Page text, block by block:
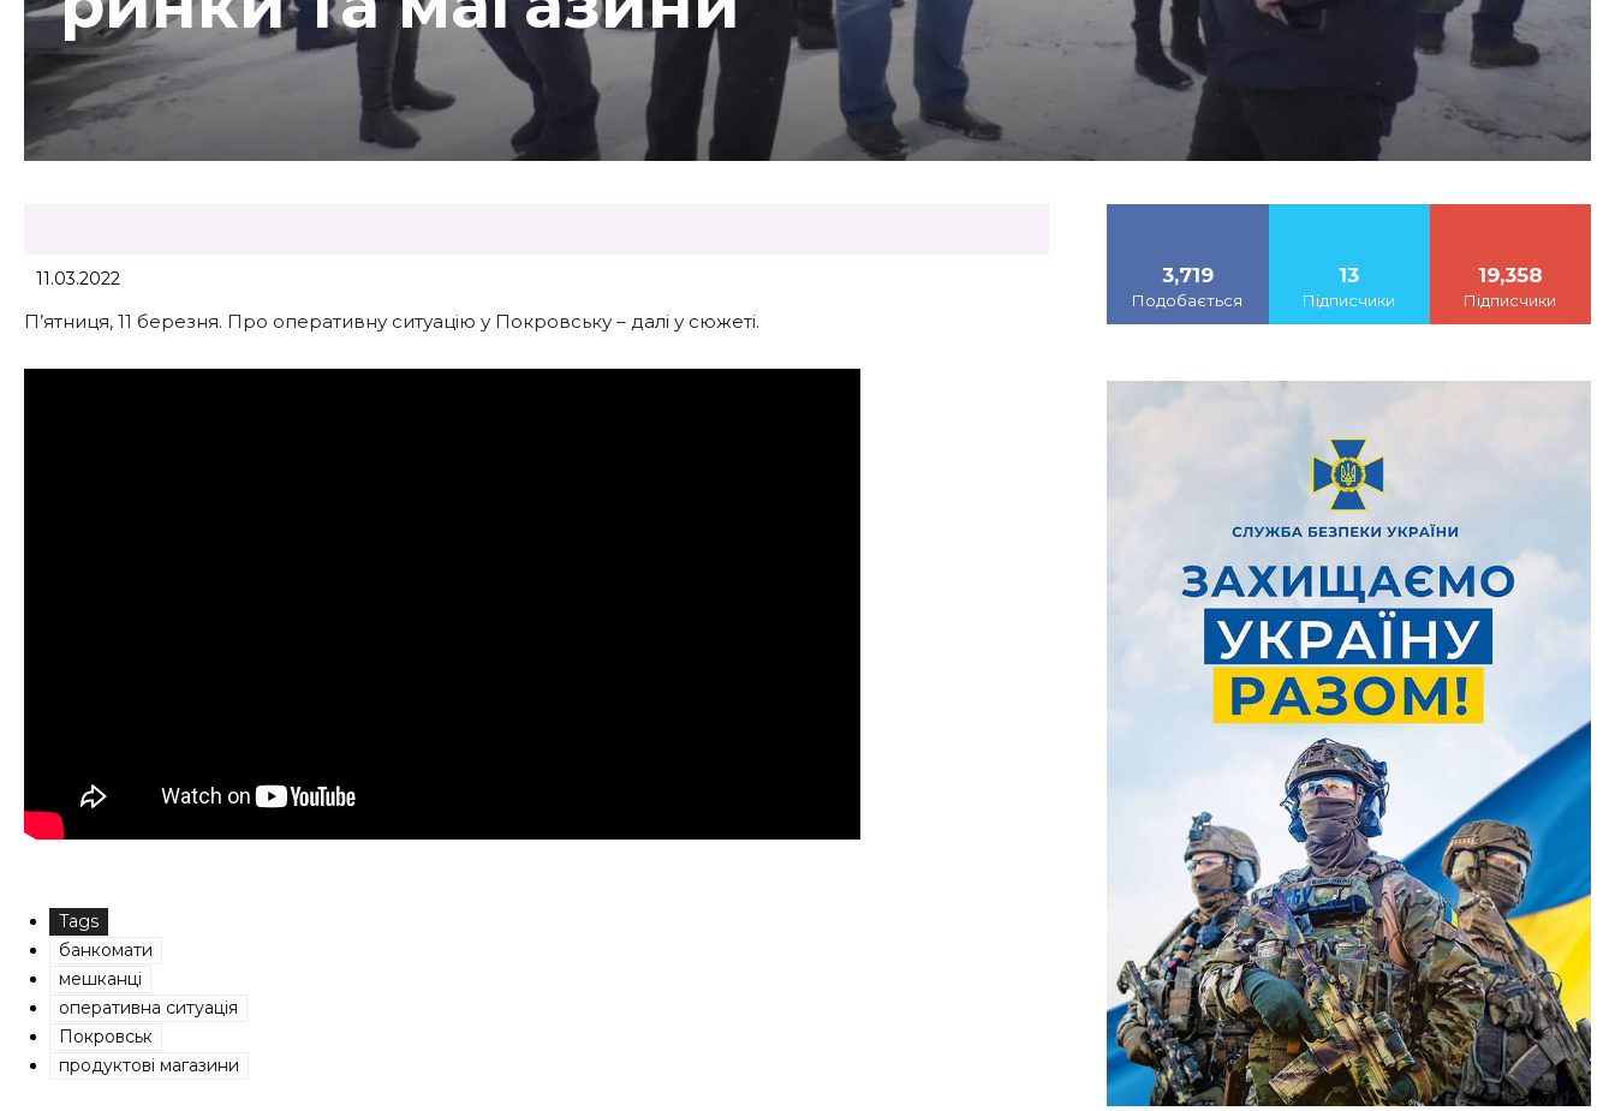
11.03.2022
П’ятниця, 11 березня. Про оперативну ситуацію у Покровську – далі у сюжеті.
Tags
банкомати
мешканці
оперативна ситуація
Покровськ
продуктові магазини
3,719
Подобається
13
Підписчики
19,358
Підписчики